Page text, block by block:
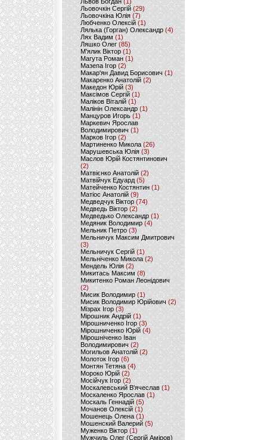
Льовочкін Сергій (29)
Льовочкіна Юлія(7)
Любченко Олексій(1)
Лялька (Горган) Олександр(4)
Лях Вадим (1)
Ляшко Олег (85)
М'ялик Віктор(1)
Магута Роман(1)
Мазепа Ігор (2)
Макар'ян Давид Борисович(1)
Макаренко Анатолій (2)
Македон Юрій(3)
Максімов Сергій (1)
Маліков Віталій (1)
Малінін Олександр (1)
Манцуров Игорь (1)
Маркевич Ярослав
Володимирович (1)
Марков Ігор (2)
Мартиненко Микола (26)
Марушевська Юлія (3)
Маслов Юрій Костянтинович
(2)
Матвієнко Анатолій (2)
Матвійчук Едуард(5)
Матейченко Костянтин (1)
Матіос Анатолій (9)
Медведчук Віктор(74)
Медведь Віктор (2)
Медведько Олександр (1)
Медяник Володимир(4)
Мельник Петро (3)
Мельничук Максим Дмитрович
(3)
Мельничук Сергій (1)
Мельніченко Микола (2)
Мендель Юлія (2)
Микитась Максим (8)
Микитенко Роман Леонідович
(2)
Мисик Володимир (1)
Мисик Володимир Юрійович(2)
Мізрах Ігор(3)
Мірошник Андрій(1)
Мірошниченко Ігор (3)
Мірошниченко Юрій(4)
Мірошніченко Іван
Володимирович (2)
Могильов Анатолій (2)
Молоток Ігор (6)
Монтян Тетяна (4)
Мороко Юрій(2)
Мосійчук Ігор (2)
Москалевський В'ячеслав (1)
Москаленко Ярослав (1)
Москаль Геннадій (5)
Мочанов Олексій(1)
Мошенець Олена(1)
Мошенский Валерий (5)
Муженко Віктор (1)
Мужчиль Олег (Сергій Аміров)